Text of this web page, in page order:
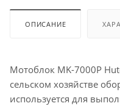
ОПИСАНИЕ
Мотоблок MK-7000P
сельском хозяйстве
используется для